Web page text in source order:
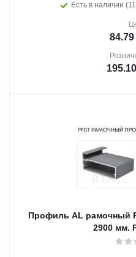
Есть в наличии
84.79
195.10
Профиль AL рамочный
2900 мм.